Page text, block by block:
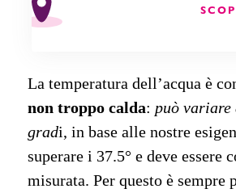
La temperatura dell’acqua è
non troppo calda: può variare
gradi, in base alle nostre
superare i 37.5° e deve essere
misurata. Per questo è sempre